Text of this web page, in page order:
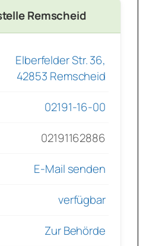
Remscheid
Elberfelder Str. 36,
42853 Remscheid
02191-16-00
02191162886
E-Mail senden
verfügbar
Zur Behörde